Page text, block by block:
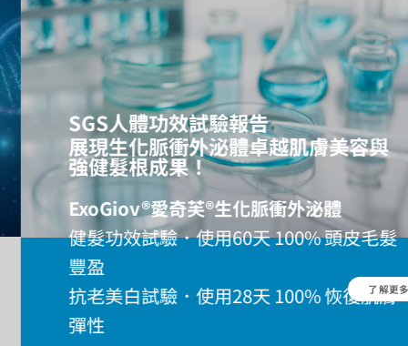
試驗報告
外泌體卓越肌膚美容與
！
芙®生化脈衝外泌體
．使用60天 100% 頭皮毛髮
．使用28天 100% 恢復肌膚
了解更多